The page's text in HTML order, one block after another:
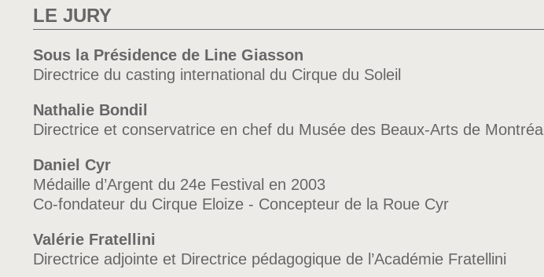
LE JURY
Sous la Présidence de Line Giasson
Directrice du casting international du Cirque du Soleil
Nathalie Bondil
Directrice et conservatrice en chef du Musée des Beaux-Arts de Montréal
Daniel Cyr
Médaille d’Argent du 24e Festival en 2003
Co-fondateur du Cirque Eloize - Concepteur de la Roue Cyr
Valérie Fratellini
Directrice adjointe et Directrice pédagogique de l’Académie Fratellini